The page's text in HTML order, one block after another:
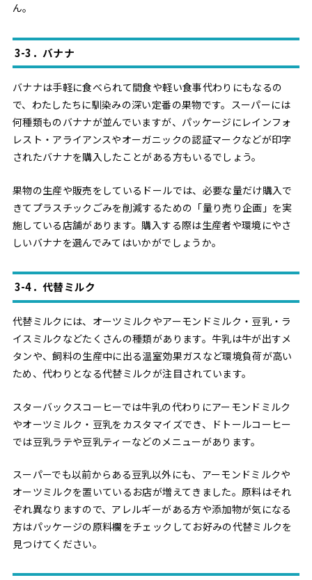
ん。
3-3．バナナ
バナナは手軽に食べられて間食や軽い食事代わりにもなるの
で、わたしたちに馴染みの深い定番の果物です。スーパーには
何種類ものバナナが並んでいますが、パッケージにレインフォ
レスト・アライアンスやオーガニックの認証マークなどが印字
されたバナナを購入したことがある方もいるでしょう。
果物の生産や販売をしているドールでは、必要な量だけ購入で
きてプラスチックごみを削減するための「量り売り企画」を実
施している店舗があります。購入する際は生産者や環境にやさ
しいバナナを選んでみてはいかがでしょうか。
3-4．代替ミルク
代替ミルクには、オーツミルクやアーモンドミルク・豆乳・ラ
イスミルクなどたくさんの種類があります。牛乳は牛が出すメ
タンや、飼料の生産中に出る温室効果ガスなど環境負荷が高い
ため、代わりとなる代替ミルクが注目されています。
スターバックスコーヒーでは牛乳の代わりにアーモンドミルク
やオーツミルク・豆乳をカスタマイズでき、ドトールコーヒー
では豆乳ラテや豆乳ティーなどのメニューがあります。
スーパーでも以前からある豆乳以外にも、アーモンドミルクや
オーツミルクを置いているお店が増えてきました。原料はそれ
ぞれ異なりますので、アレルギーがある方や添加物が気になる
方はパッケージの原料欄をチェックしてお好みの代替ミルクを
見つけてください。